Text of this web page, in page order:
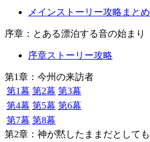
メインストーリー攻略まとめ
序章：とある漂泊する音の始まり
序章ストーリー攻略
第1章：今州の来訪者
第1幕 第2幕 第3幕
第4幕 第5幕 第6幕
第7幕 第8幕
第2章：神が黙したままだとしても